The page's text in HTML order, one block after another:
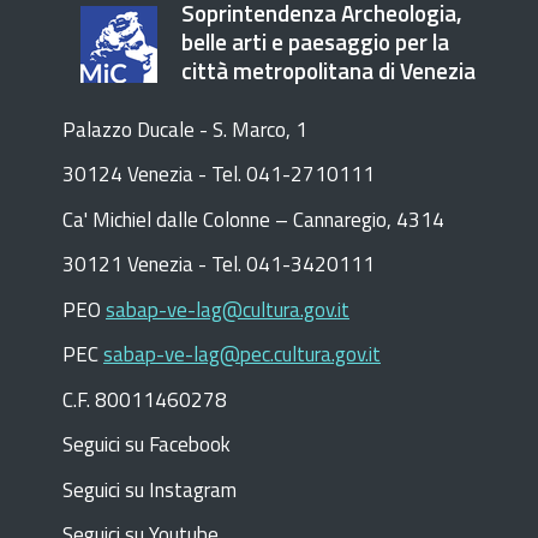
Soprintendenza Archeologia,
belle arti e paesaggio per la
città metropolitana di Venezia
Palazzo Ducale - S. Marco, 1
30124 Venezia - Tel. 041-2710111
Ca' Michiel dalle Colonne – Cannaregio, 4314
30121 Venezia - Tel. 041-3420111
PEOsabap-ve-lag@cultura.gov.it
PECsabap-ve-lag@pec.cultura.gov.it
C.F. 80011460278
Seguici su Facebook
Seguici su Instagram